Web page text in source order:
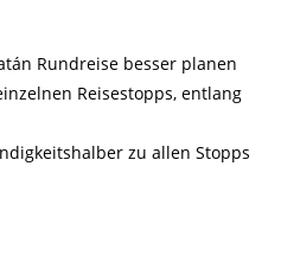
Rundreise besser planen
Reisestopps, entlang
zu allen Stopps